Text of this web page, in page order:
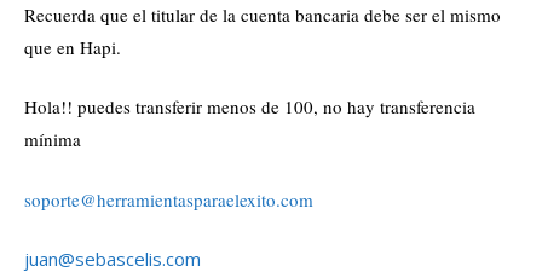
Recuerda que el titular de la cuenta bancaria debe ser el mismo
que en Hapi.
Hola!! puedes transferir menos de 100, no hay transferencia
mínima
soporte@herramientasparaelexito.com
juan@sebascelis.com